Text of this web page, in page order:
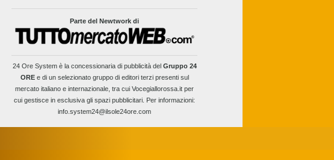
Parte del Newtwork di
24 Ore Systemè la concessionaria di pubblicità del Gruppo 24
OREe di un selezionato gruppo di editori terzi presenti sul
mercato italiano e internazionale, tra cui Vocegiallorossa.it per
cui gestisce in esclusiva gli spazi pubblicitari. Per informazioni:
info.system24@ilsole24ore.com